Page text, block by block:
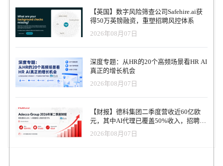
参与的法国和国际知名基金支持的这一特殊的A轮融资，将使Jump的
团队能够在Y世代和Z世代（他们是改变工作习惯的核心）中提高品
牌知名度，并为他们提供更全面的支持，帮助他们实现职业和个人
支持，而且价格不再便宜，而是标准化的。事实上，Jump 重新定义
了获得自由职业者独立性的标准，"Jumper 首席技术官 Lilian Saget-
Lethias 补充道。 “Jump是对社会变化和我们与工作关系的期望的回
新洗牌行业，并创建一个新的自由职业者类别。选择自由职业是他
们的选择，而非迫不得已，Jump 将与他们并肩作战，以简单、安心
的方式迎接职业生涯的新篇章。Breega合伙人Benjamin Deplus表
【英国】数字风险筛查公司Safehire.ai获
得50万英镑融资，重塑招聘风控体系
2026年08月07日
深度专题：从HR的20个高频场景看HR AI
真正的增长机会
2026年08月07日
【财报】德科集团二季度营收近60亿欧
元，其中AI代理已覆盖50%收入，招聘服
务进入运营重构阶段
2026年08月07日